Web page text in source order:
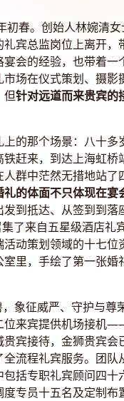
初春。创始人林婉清
宾总监岗位上离开，
会的经验，也带着一
场在仪式策划、摄影
但针对远道而来贵宾的
的那个场景：八十多
赶来，到达上海虹桥
群中茫然无措地站了
礼的体面不只体现在宴
到抵达、从签到到落
了来自五星级酒店礼
动策划领域的十七位
里，手绘了第一张婚
象征威严、守护与尊
来宾提供机场接机
宾接待，金狮贵宾会
全流程礼宾服务。团队
括专职礼宾顾问四十
专员十五名及定制布